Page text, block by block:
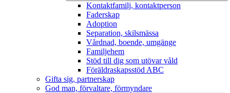
Kontaktfamilj, kontaktperson
Faderskap
Adoption
Separation, skilsmässa
Vårdnad, boende, umgänge
Familjehem
Stöd till dig som utövar våld
Föräldraskapsstöd ABC
Gifta sig, partnerskap
God man, förvaltare, förmyndare